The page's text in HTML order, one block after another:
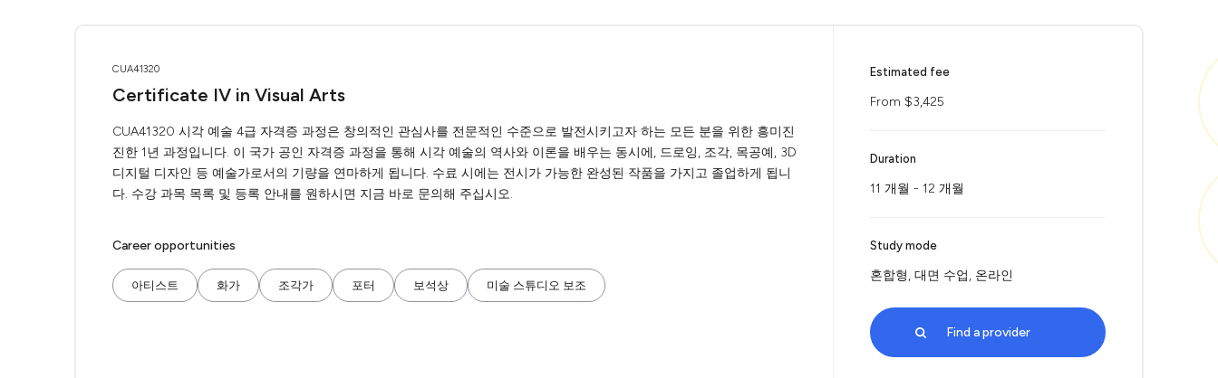
CUA41320
Certificate IV in Visual Arts
CUA41320 시각 예술 4급 자격증 과정은 창의적인 관심사를 전문적인 수준으로 발전시키고자 하는 모든 분을 위한 흥미진
진한 1년 과정입니다. 이 국가 공인 자격증 과정을 통해 시각 예술의 역사와 이론을 배우는 동시에, 드로잉, 조각, 목공예, 3D
디지털 디자인 등 예술가로서의 기량을 연마하게 됩니다. 수료 시에는 전시가 가능한 완성된 작품을 가지고 졸업하게 됩니
다. 수강 과목 목록 및 등록 안내를 원하시면 지금 바로 문의해 주십시오.
Career opportunities
아티스트 화가 조각가 포터 보석상 미술 스튜디오 보조
Estimated fee
From $3,425
Duration
11 개월 - 12 개월
Study mode
혼합형, 대면 수업, 온라인
Find a provider